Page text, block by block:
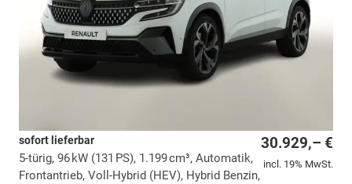
30.929,– €
incl. 19% MwSt.
sofort lieferbar
5-türig, 96 kW (131 PS), 1.199 cm³, Automatik,
Frontantrieb, Voll-Hybrid (HEV), Hybrid Benzin,